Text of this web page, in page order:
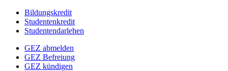
Bildungskredit
Studentenkredit
Studentendarlehen
GEZ abmelden
GEZ Befreiung
GEZ kündigen